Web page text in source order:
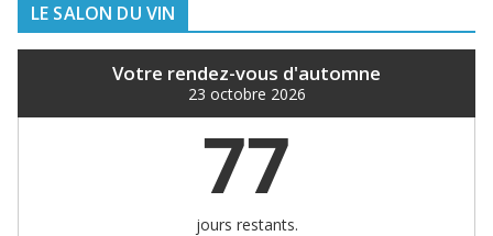
LE SALON DU VIN
Votre rendez-vous d'automne
23 octobre 2026
77
jours restants.